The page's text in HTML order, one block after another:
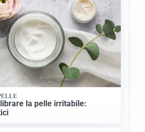
la pelle irritabile: